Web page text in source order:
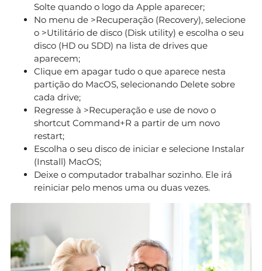
Solte quando o logo da Apple aparecer;
No menu de >Recuperação (Recovery), selecione
o >Utilitário de disco (Disk utility) e escolha o seu
disco (HD ou SDD) na lista de drives que
aparecem;
Clique em apagar tudo o que aparece nesta
partição do MacOS, selecionando Delete sobre
cada drive;
Regresse à >Recuperação e use de novo o
shortcut Command+R a partir de um novo
restart;
Escolha o seu disco de iniciar e selecione Instalar
(Install) MacOS;
Deixe o computador trabalhar sozinho. Ele irá
reiniciar pelo menos uma ou duas vezes.